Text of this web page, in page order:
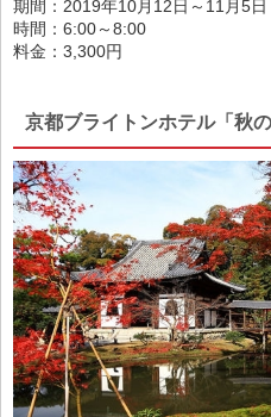
期間：2019年10月12日～11月
時間：6:00～8:00
料金：3,300円
京都ブライトンホテル「秋の